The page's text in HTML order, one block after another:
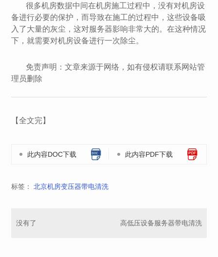
很多机房数据中间在机房施工过程中，没有对机房设
备进行必要的保护，而导致在施工的过程中，这些设备吸
入了大量的灰尘，这对服务器影响非常大的。在这种情况
下，就需要对机房设备进行一次除尘。
免责声明：文章来源于网络，如有侵权请联系网站管
理员删除
【全文完】
此内容DOC下载 此内容PDF下载
标签： 北京机房变压器带电清洗
没有了 高低压设备服务器带电清洗